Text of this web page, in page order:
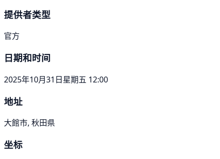
提供者类型
官方
日期和时间
2025年10月31日星期五 12:00
地址
大館市, 秋田県
坐标